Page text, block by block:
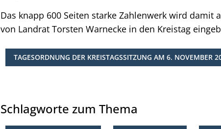
Das knapp 600 Seiten starke Zahlenwerk wird
von Landrat Torsten Warnecke in den Kreistag
TAGESORDNUNG DER KREISTAGSSITZUNG AM 6. NOVEMBER
Schlagworte zum Thema